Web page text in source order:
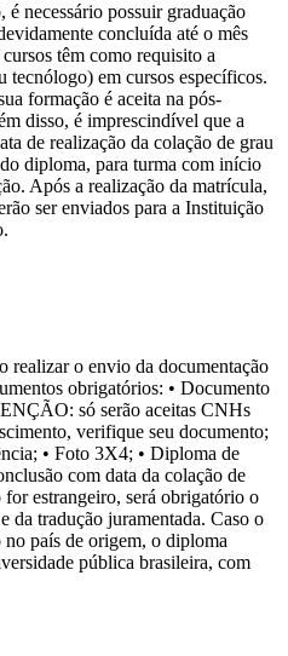
é necessário possuir graduação
concluída até o mês
têm como requisito a
tecnólogo) em cursos específicos.
formação é aceita na pós-
disso, é imprescindível que a
de realização da colação de grau
diploma, para turma com início
Após a realização da matrícula,
ser enviados para a Instituição
realizar o envio da documentação
obrigatórios: • Documento
só serão aceitas CNHs
verifique seu documento;
• Foto 3X4; • Diploma de
com data da colação de
estrangeiro, será obrigatório o
da tradução juramentada. Caso o
no país de origem, o diploma
pública brasileira, com